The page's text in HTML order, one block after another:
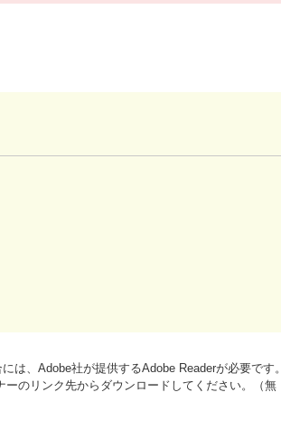
は、Adobe社が提供するAdobe Readerが必要です。
ーのリンク先からダウンロードしてください。（無